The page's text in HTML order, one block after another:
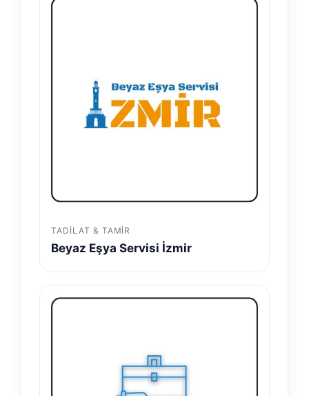
TADILAT & TAMIR
Beyaz Eşya Servisi İzmir